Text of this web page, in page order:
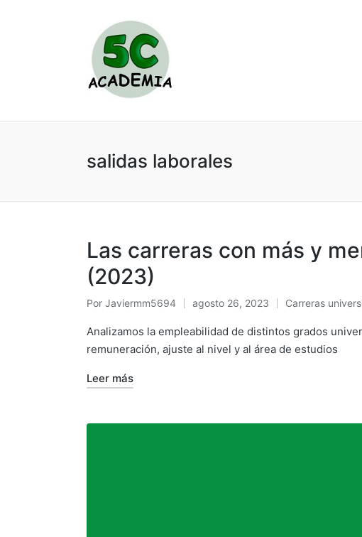
salidas laborales
Las carreras con más y
(2023)
Por Javiermm5694 agosto 26, 2023 Carreras
Analizamos la empleabilidad de distintos grados
remuneración, ajuste al nivel y al área de estudios
Leer más